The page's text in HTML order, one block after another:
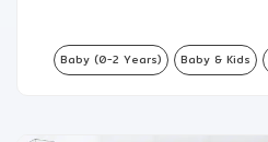
Baby (0-2 Years) Baby & Kids